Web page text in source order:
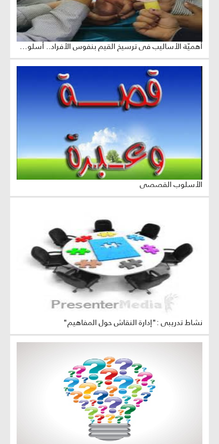
أهميّة الأساليب في ترسيخ القيم بنفوس الأفراد.. أسلوب تمثيل ولعب الأدوار
الأسلوب القصصي
نشاط تدريبي :"إدارة النقاش حول المفاهيم"